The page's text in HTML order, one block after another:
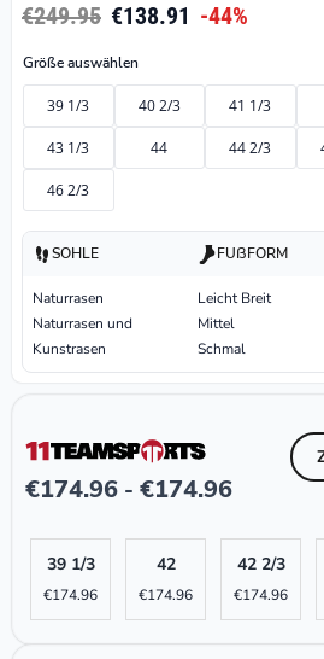
€249.95 €138.91 -44%
Größe auswählen
39 1/3 40 2/3 41 1/3
43 1/3 44 44 2/3
46 2/3
SOHLE
Naturrasen
Naturrasen und
Kunstrasen
FUßFORM
Leicht Breit
Mittel
Schmal
€174.96 - €174.96
39 1/3
€174.96
42
€174.96
42 2/3
€174.96